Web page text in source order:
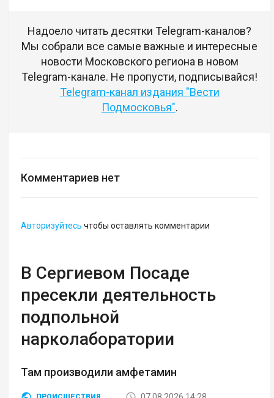
Надоело читать десятки Telegram-каналов?
Мы собрали все самые важные и интересные
новости Московского региона в новом
Telegram-канале. Не пропусти, подписывайся!
Telegram-канал издания "Вести
Подмосковья".
Комментариев нет
Авторизуйтесь чтобы оставлять комментарии
В Сергиевом Посаде
пресекли деятельность
подпольной
нарколаборатории
Там производили амфетамин